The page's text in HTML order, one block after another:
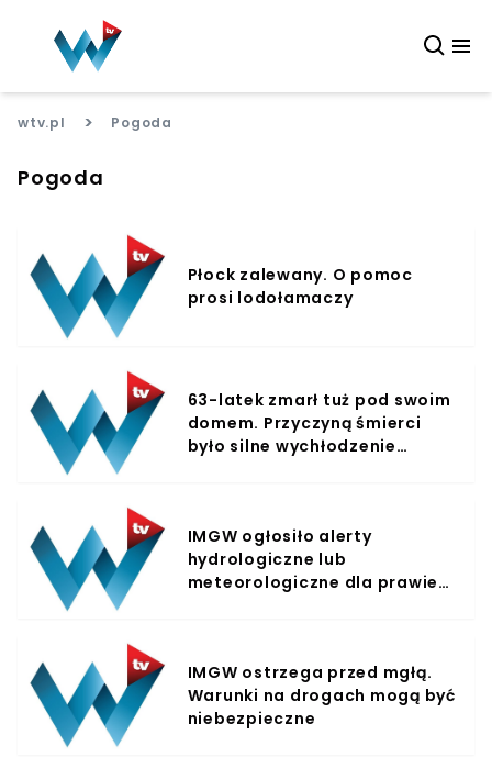
wtv.pl > Pogoda
Pogoda
Płock zalewany. O pomoc
prosi lodołamaczy
63-latek zmarł tuż pod swoim
domem. Przyczyną śmierci
było silne wychłodzenie
IMGW ogłosiło alerty
hydrologiczne lub
meteorologiczne dla prawie
IMGW ostrzega przed mgłą.
Warunki na drogach mogą być
niebezpieczne